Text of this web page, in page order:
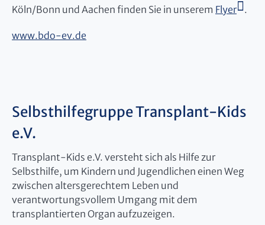
Köln/Bonn und Aachen finden Sie in unserem Flyer .
www.bdo-ev.de
Selbsthilfegruppe Transplant-Kids
e.V.
Transplant-Kids e.V. versteht sich als Hilfe zur
Selbsthilfe, um Kindern und Jugendlichen einen Weg
zwischen altersgerechtem Leben und
verantwortungsvollem Umgang mit dem
transplantierten Organ aufzuzeigen.